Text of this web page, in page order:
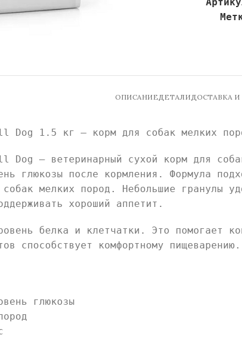
ОПИСАНИЕ ДЕТАЛИ ДОСТАВКА
Dog 1.5 кг — корм для собак мелких
— ветеринарный сухой корм для
глюкозы после кормления. Формула
мелких пород. Небольшие гранулы
хороший аппетит.
белка и клетчатки. Это помогает
способствует комфортному
глюкозы